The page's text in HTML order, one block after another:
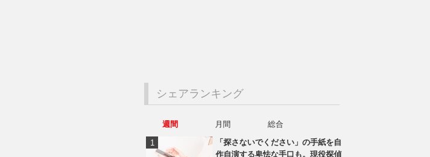
シェアランキング
週間 月間
総合
「探さないでください」の手紙を自
作自演する卑怯な手口も。現役探偵